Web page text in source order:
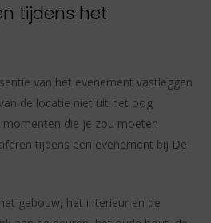
tijdens het
van het evenement vastleggen
de locatie niet uit het oog
momenten die je zou moeten
tijdens een evenement bij De
gebouw, het interieur en de